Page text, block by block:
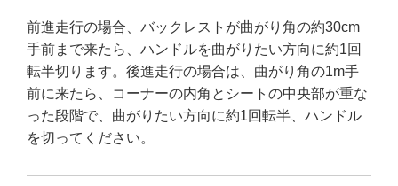
前進走行の場合、バックレストが曲がり角の約30cm
手前まで来たら、ハンドルを曲がりたい方向に約1回
転半切ります。後進走行の場合は、曲がり角の1m手
前に来たら、コーナーの内角とシートの中央部が重な
った段階で、曲がりたい方向に約1回転半、ハンドル
を切ってください。